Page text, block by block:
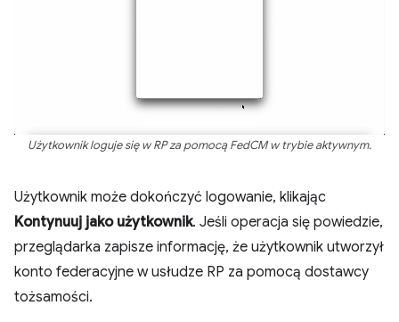
Użytkownik loguje się w RP za pomocą FedCM w trybie aktywnym.
Użytkownik może dokończyć logowanie, klikając
Kontynuuj jako użytkownik. Jeśli operacja się powiedzie,
przeglądarka zapisze informację, że użytkownik utworzył
konto federacyjne w usłudze RP za pomocą dostawcy
tożsamości.